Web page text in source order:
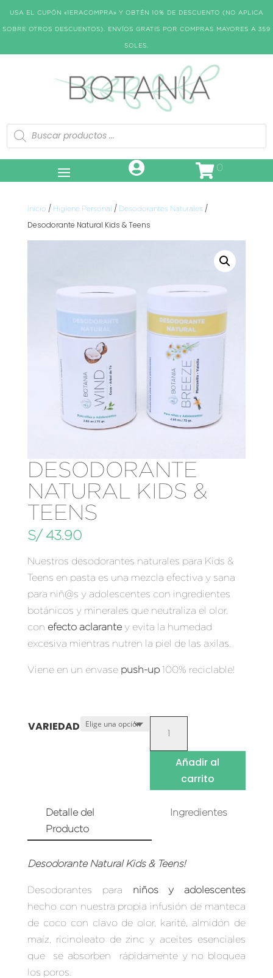
USA EL CUPÓN «1ERACOMPRA» Y OBTÉN 10% DE DESCUENTO (NO APLICA
SOBRE OTROS DESCUENTOS). ENVÍOS GRATIS POR COMPRAS MAYORES A 359
SOLES.
Búsqueda
de
productos
0
Inicio / Higiene Personal / Desodorantes Naturales /
Desodorante Natural Kids & Teens
DESODORANTE
NATURAL KIDS &
TEENS
S/43.90
Nuestros desodorantes naturales para Kids &
Teens en pasta es una mezcla efectiva y sana
para niñ@s y adolescentes con ingredientes
botánicos y minerales que neutraliza el olor,
con efecto aclarantey evita la humedad
excesiva mientras nutren la piel de las axilas.
Viene en un envase push-up100% reciclable!
VARIEDAD
NATURAL
TEENS
CANTIDAD
Añadir al
carrito
Detalle del
Producto
Ingredientes
Desodorante Natural Kids & Teens!
Desodorantes para niños y adolescentes
hecho con nuestra propia infusión de manteca
de coco con clavo de olor, karité, almidón de
maíz, ricinoleato de zinc y aceites esenciales
que se absorben rápidamente y no bloquea
los poros.